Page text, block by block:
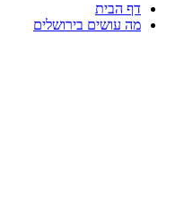
דף הבית
מה עושים בירושלים